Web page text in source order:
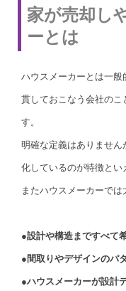
家が売却し
ーとは
ハウスメーカーとは一
貫しておこなう会社のこ
す。
明確な定義はありませ
化しているのが特徴とい
またハウスメーカーでは
●設計や構造まですべて
●間取りやデザインのパ
●ハウスメーカーが設計